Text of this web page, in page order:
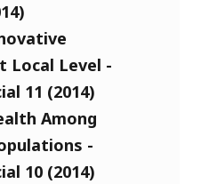
Local Level -
11 (2014)
Among
-
10 (2014)